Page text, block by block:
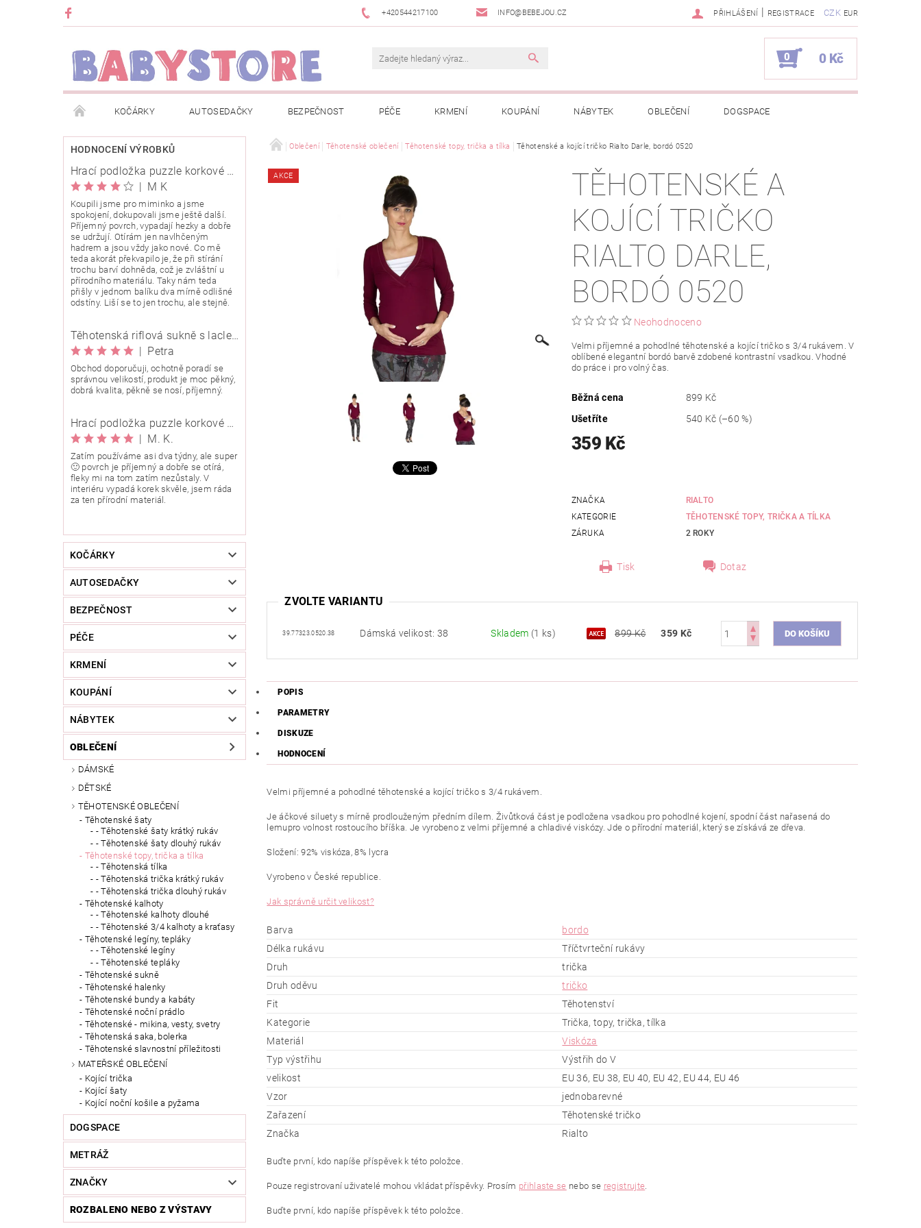
+420544217100 INFO@BEBEJOU.CZ CZK EUR
PŘIHLÁŠENÍ | REGISTRACE
0 0 Kč
KOČÁRKY AUTOSEDAČKY BEZPEČNOST PÉČE KRMENÍ KOUPÁNÍ NÁBYTEK OBLEČENÍ DOGSPACE
METRÁŽ ZNAČKY ROZBALENO NEBO Z VÝSTAVY JAK SPRÁVNĚ ÚRČIT VELIKOST JAK KOUPIT KOLEKCI Z BÉBÉ-JOU
OBCHODNÍ PODMÍNKY INFORMACE O EVIDENCI TRŽEB EET INFORMACE O ZPRACOVÁNÍ OSOBNÍCH ÚDAJŮ NAPIŠTE NÁM KONTAKTY
O NÁS KARIERA KLUB BABYSTORE NEWSLETTERY MOJE OBJEDNÁVKA
HODNOCENÍ VÝROBKŮ
Hrací podložka puzzle korkové 120x120cm
| M K
Koupili jsme pro miminko a jsme
spokojení, dokupovali jsme ještě další.
Příjemný povrch, vypadají hezky a dobře
se udržují. Otírám jen navlhčeným
hadrem a jsou vždy jako nové. Co mě
teda akorát překvapilo je, že při stírání
trochu barví dohněda, což je zvláštní u
přírodního materiálu. Taky nám teda
přišly v jednom balíku dva mírně odlišné
odstíny. Liší se to jen trochu, ale stejně.
Těhotenská riflová sukně s laclem Rialto Wingles 01753
| Petra
Obchod doporučuji, ochotně poradí se
správnou velikostí, produkt je moc pěkný,
dobrá kvalita, pěkně se nosí, příjemný.
Hrací podložka puzzle korkové 90x90 cm
| M. K.
Zatím používáme asi dva týdny, ale super
🙂 povrch je příjemný a dobře se otírá,
fleky mi na tom zatím nezůstaly. V
interiéru vypadá korek skvěle, jsem ráda
za ten přírodní materiál.
KOČÁRKY
AUTOSEDAČKY
BEZPEČNOST
PÉČE
KRMENÍ
KOUPÁNÍ
NÁBYTEK
OBLEČENÍ
DÁMSKÉ
DĚTSKÉ
TĚHOTENSKÉ OBLEČENÍ
Těhotenské šaty
- Těhotenské šaty krátký rukáv
- Těhotenské šaty dlouhý rukáv
Těhotenské topy, trička a tílka
- Těhotenská tílka
- Těhotenská trička krátký rukáv
- Těhotenská trička dlouhý rukáv
Těhotenské kalhoty
- Těhotenské kalhoty dlouhé
- Těhotenské 3/4 kalhoty a kraťasy
Těhotenské legíny, tepláky
- Těhotenské legíny
- Těhotenské tepláky
Těhotenské sukně
Těhotenské halenky
Těhotenské bundy a kabáty
Těhotenské noční prádlo
Těhotenské - mikina, vesty, svetry
Těhotenská saka, bolerka
Těhotenské slavnostní příležitosti
MATEŘSKÉ OBLEČENÍ
Kojící trička
Kojící šaty
Kojící noční košile a pyžama
DOGSPACE
METRÁŽ
ZNAČKY
ROZBALENO NEBO Z VÝSTAVY
Oblečení Těhotenské oblečení Těhotenské topy, trička a tílka Těhotenské a kojící tričko Rialto Darle, bordó 0520
AKCE
TĚHOTENSKÉ A
KOJÍCÍ TRIČKO
RIALTO DARLE,
BORDÓ 0520
Neohodnoceno
Velmi příjemné a pohodlné těhotenské a kojící tričko s 3/4 rukávem. V
oblíbené elegantní bordó barvě zdobené kontrastní vsadkou. Vhodné
do práce i pro volný čas.
Běžná cena
899 Kč
Ušetříte
540 Kč (–60 %)
359 Kč
ZNAČKA
RIALTO
KATEGORIE
TĚHOTENSKÉ TOPY, TRIČKA A TÍLKA
ZÁRUKA
2 ROKY
Tisk Dotaz
ZVOLTE VARIANTU
39.77323.0520.38 Dámská velikost: 38 Skladem (1 ks) 899 Kč 359 Kč
POPIS
PARAMETRY
DISKUZE
HODNOCENÍ
Velmi příjemné a pohodlné těhotenské a kojící tričko s 3/4 rukávem.
Je áčkové siluety s mírně prodlouženým předním dílem. Živůtková část je podložena vsadkou pro pohodlné kojení, spodní část nařasená do
lemupro volnost rostoucího bříška. Je vyrobeno z velmi příjemné a chladivé viskózy. Jde o přírodní materiál, který se získává ze dřeva.
Složení: 92% viskóza, 8% lycra
Vyrobeno v České republice.
Jak správně určit velikost?
Barva
bordo
Délka rukávu
Tříčtvrteční rukávy
Druh
trička
Druh oděvu
tričko
Fit
Těhotenství
Kategorie
Trička, topy, trička, tílka
Materiál
Viskóza
Typ výstřihu
Výstřih do V
velikost
EU 36, EU 38, EU 40, EU 42, EU 44, EU 46
Vzor
jednobarevné
Zařazení
Těhotenské tričko
Značka
Rialto
Buďte první, kdo napíše příspěvek k této položce.
Pouze registrovaní uživatelé mohou vkládat příspěvky. Prosím přihlaste se nebo se registrujte.
Buďte první, kdo napíše příspěvek k této položce.